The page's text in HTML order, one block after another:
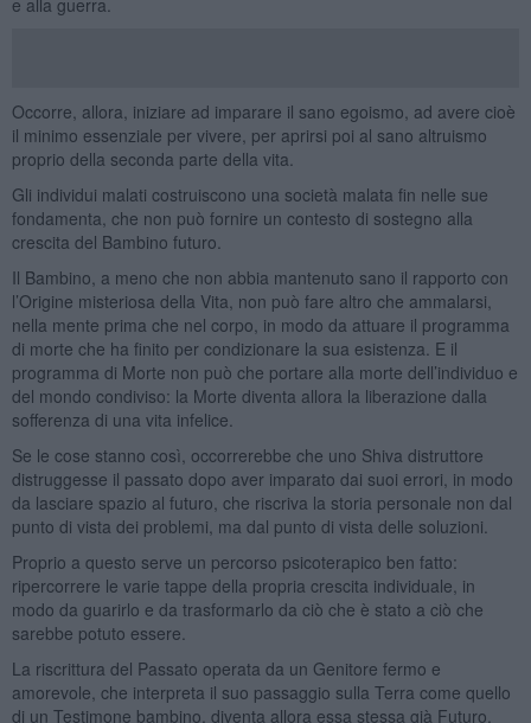
Occorre, allora, iniziare ad imparare il sano egoismo, ad avere cioè
il minimo essenziale per vivere, per aprirsi poi al sano altruismo
proprio della seconda parte della vita.
Gli individui malati costruiscono una società malata fin nelle sue
fondamenta, che non può fornire un contesto di sostegno alla
crescita del Bambino futuro.
Il Bambino, a meno che non abbia mantenuto sano il rapporto con
l’Origine misteriosa della Vita, non può fare altro che ammalarsi,
nella mente prima che nel corpo, in modo da attuare il programma
di morte che ha finito per condizionare la sua esistenza. E il
programma di Morte non può che portare alla morte dell’individuo e
del mondo condiviso: la Morte diventa allora la liberazione dalla
sofferenza di una vita infelice.
Se le cose stanno così, occorrerebbe che uno Shiva distruttore
distruggesse il passato dopo aver imparato dai suoi errori, in modo
da lasciare spazio al futuro, che riscriva la storia personale non dal
punto di vista dei problemi, ma dal punto di vista delle soluzioni.
Proprio a questo serve un percorso psicoterapico ben fatto:
ripercorrere le varie tappe della propria crescita individuale, in
modo da guarirlo e da trasformarlo da ciò che è stato a ciò che
sarebbe potuto essere.
La riscrittura del Passato operata da un Genitore fermo e
amorevole, che interpreta il suo passaggio sulla Terra come quello
di un Testimone bambino, diventa allora essa stessa già Futuro.